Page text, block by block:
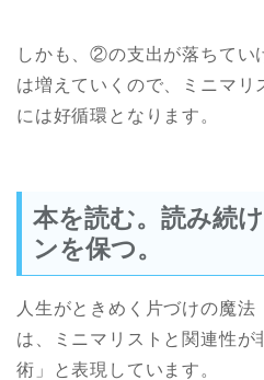
しかも、②の支出が落ちて
は増えていくので、ミニマリ
には好循環となります。
本を読む。読み続
ンを保つ。
人生がときめく片づけの魔
は、ミニマリストと関連性が
術」と表現しています。